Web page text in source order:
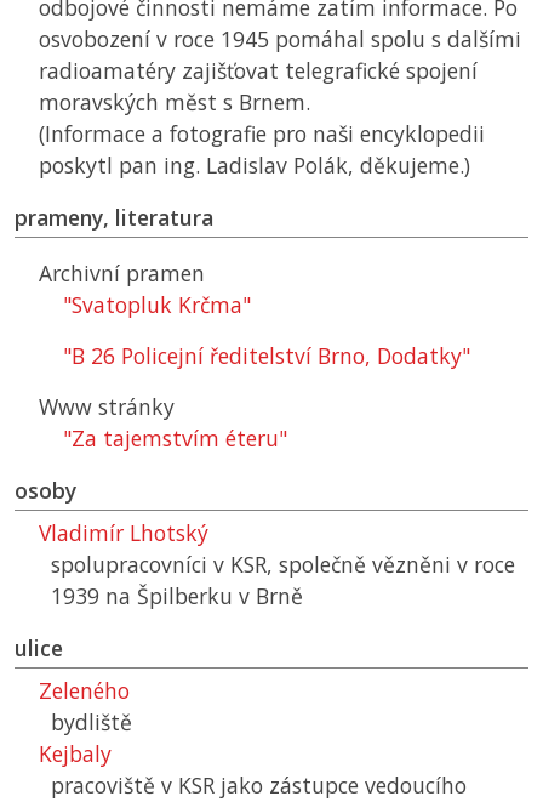
odbojové činnosti nemáme zatím informace. Po
osvobození v roce 1945 pomáhal spolu s dalšími
radioamatéry zajišťovat telegrafické spojení
moravských měst s Brnem.
(Informace a fotografie pro naši encyklopedii
poskytl pan ing. Ladislav Polák, děkujeme.)
prameny, literatura
Archivní pramen
"Svatopluk Krčma"
"B 26 Policejní ředitelství Brno, Dodatky"
Www stránky
"Za tajemstvím éteru"
osoby
Vladimír Lhotský
spolupracovníci v KSR, společně vězněni v roce
1939 na Špilberku v Brně
ulice
Zeleného
bydliště
Kejbaly
pracoviště v KSR jako zástupce vedoucího